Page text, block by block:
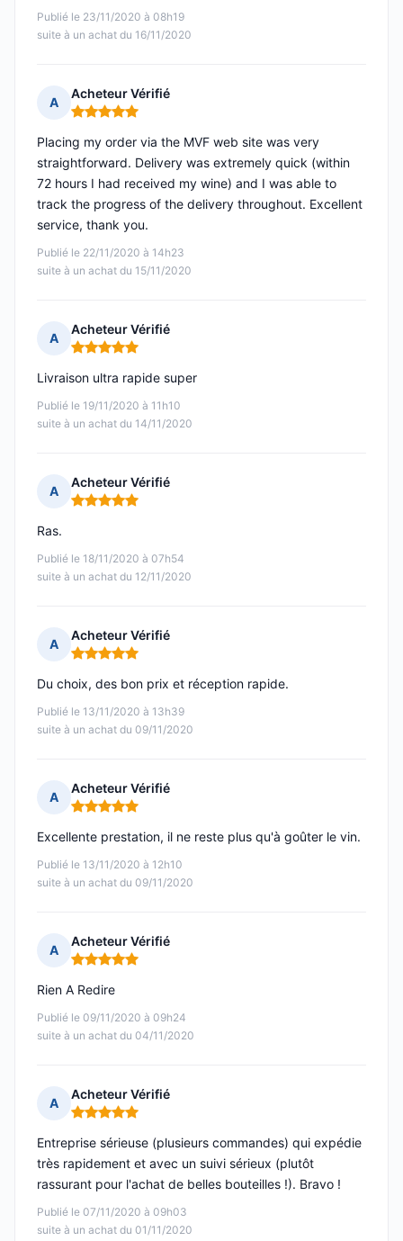
Publié le 23/11/2020 à 08h19
suite à un achat du 16/11/2020
A
Acheteur Vérifié
Note : 5 sur 5
Publié le 22/11/2020 à 14h23
suite à un achat du 15/11/2020
Placing my order via the MVF web site was very
straightforward. Delivery was extremely quick (within
72 hours I had received my wine) and I was able to
track the progress of the delivery throughout. Excellent
service, thank you.
A
Acheteur Vérifié
Note : 5 sur 5
Publié le 19/11/2020 à 11h10
suite à un achat du 14/11/2020
Livraison ultra rapide super
A
Acheteur Vérifié
Note : 5 sur 5
Publié le 18/11/2020 à 07h54
suite à un achat du 12/11/2020
Ras.
A
Acheteur Vérifié
Note : 5 sur 5
Publié le 13/11/2020 à 13h39
suite à un achat du 09/11/2020
Du choix, des bon prix et réception rapide.
A
Acheteur Vérifié
Note : 5 sur 5
Publié le 13/11/2020 à 12h10
suite à un achat du 09/11/2020
Excellente prestation, il ne reste plus qu'à goûter le vin.
A
Acheteur Vérifié
Note : 5 sur 5
Publié le 09/11/2020 à 09h24
suite à un achat du 04/11/2020
Rien A Redire
A
Acheteur Vérifié
Note : 5 sur 5
Publié le 07/11/2020 à 09h03
suite à un achat du 01/11/2020
Entreprise sérieuse (plusieurs commandes) qui expédie
très rapidement et avec un suivi sérieux (plutôt
rassurant pour l'achat de belles bouteilles !). Bravo !